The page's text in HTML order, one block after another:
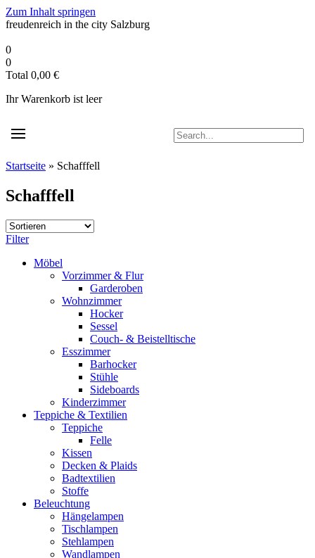
Zum Inhalt springen
freudenreich in the city Salzburg
0
0
Total 0,00 €
Ihr Warenkorb ist leer
Startseite » Schafffell
Schafffell
Filter
Möbel
Vorzimmer & Flur
Garderoben
Wohnzimmer
Hocker
Sessel
Couch- & Beistelltische
Esszimmer
Barhocker
Stühle
Sideboards
Kinderzimmer
Teppiche & Textilien
Teppiche
Felle
Kissen
Decken & Plaids
Badtextilien
Stoffe
Beleuchtung
Hängelampen
Tischlampen
Stehlampen
Wandlampen